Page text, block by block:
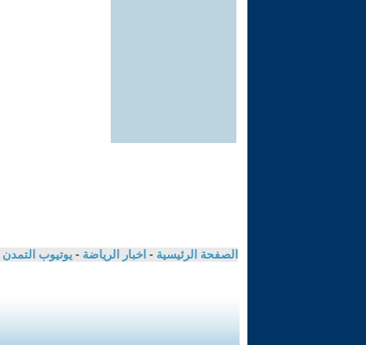
الصفحة الرئيسية - اخبار الرياضة - يوتيوب التمدن